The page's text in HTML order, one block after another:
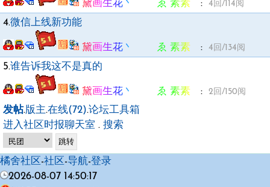
黛画生花丶 ゑ 素素ゞ : 4回/114阅
4.微信上线新功能
黛画生花丶 ゑ 素素ゞ : 4回/134阅
5.谁告诉我这不是真的
黛画生花丶 ゑ 素素ゞ : 2回/150阅
发帖.版主.在线(72).论坛工具箱
进入社区时报聊天室 . 搜索
橘舍社区 -社区 -导航-登录
2026-08-07 14:50:17